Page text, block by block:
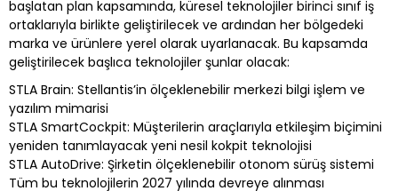
başlatan plan kapsamında, küresel teknolojiler birinci sınıf iş
ortaklarıyla birlikte geliştirilecek ve ardından her bölgedeki
marka ve ürünlere yerel olarak uyarlanacak. Bu kapsamda
geliştirilecek başlıca teknolojiler şunlar olacak:
STLA Brain: Stellantis’in ölçeklenebilir merkezi bilgi işlem ve
yazılım mimarisi
STLA SmartCockpit: Müşterilerin araçlarıyla etkileşim biçimini
yeniden tanımlayacak yeni nesil kokpit teknolojisi
STLA AutoDrive: Şirketin ölçeklenebilir otonom sürüş sistemi
Tüm bu teknolojilerin 2027 yılında devreye alınması